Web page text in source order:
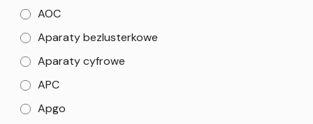
AOC
Aparaty bezlusterkowe
Aparaty cyfrowe
APC
Apgo